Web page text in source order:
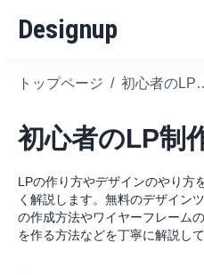
Designup
トップページ / 初心者
初心者のLP制
LPの作り方やデザインのやり方
く解説します。無料のデザイン
の作成方法やワイヤーフレーム
を作る方法などを丁寧に解説して